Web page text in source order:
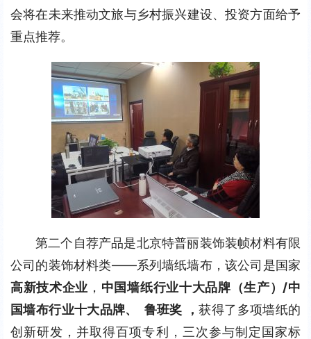
会将在未来推动文旅与乡村振兴建设、投资方面给予
重点推荐。
第二个自荐产品是北京特普丽装饰装帧材料有限
公司的装饰材料类——系列墙纸墙布，该公司是国家
高新技术企业 ， 中国墙纸行业十大品牌（生产） /中
国墙布行业十大品牌、
鲁班奖 ，获得了多项墙纸的
创新研发，并取得百项专利，三次参与制定国家标